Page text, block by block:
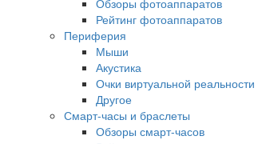
Обзоры фотоаппаратов
Рейтинг фотоаппаратов
Периферия
Мыши
Акустика
Очки виртуальной реальности
Другое
Смарт-часы и браслеты
Обзоры смарт-часов